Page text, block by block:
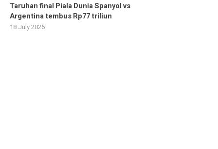
Taruhan final Piala Dunia Spanyol vs
Argentina tembus Rp77 triliun
18 July 2026